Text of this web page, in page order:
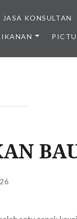
JASA KONSULTAN